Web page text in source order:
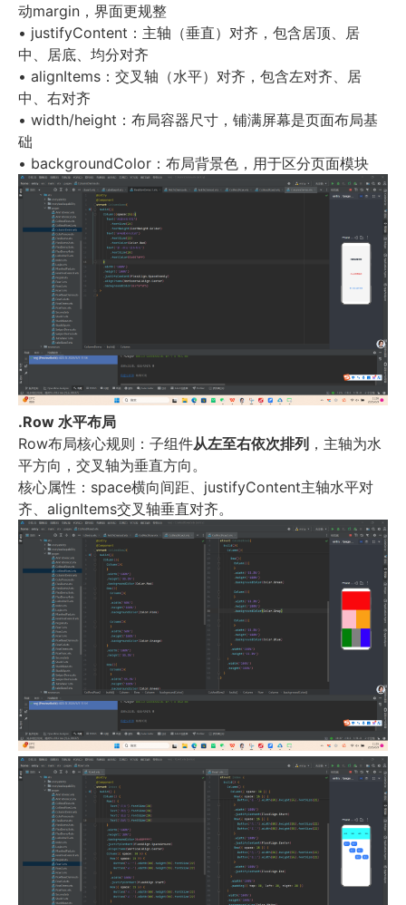
动margin ，界面更规整
• justifyContent ：主轴（垂直）对齐，包含居顶、居
中、居底、均分对齐
• alignItems ：交叉轴（水平）对齐，包含左对齐、居
中、右对齐
• width/height ：布局容器尺寸，铺满屏幕是页面布局基
础
• backgroundColor ：布局背景色，用于区分页面模块
.Row 水平布局
Row布局核心规则：子组件从左至右依次排列 ，主轴为水
平方向，交叉轴为垂直方向。
核心属性： space横向间距、 justifyContent主轴水平对
齐、 alignItems交叉轴垂直对齐。